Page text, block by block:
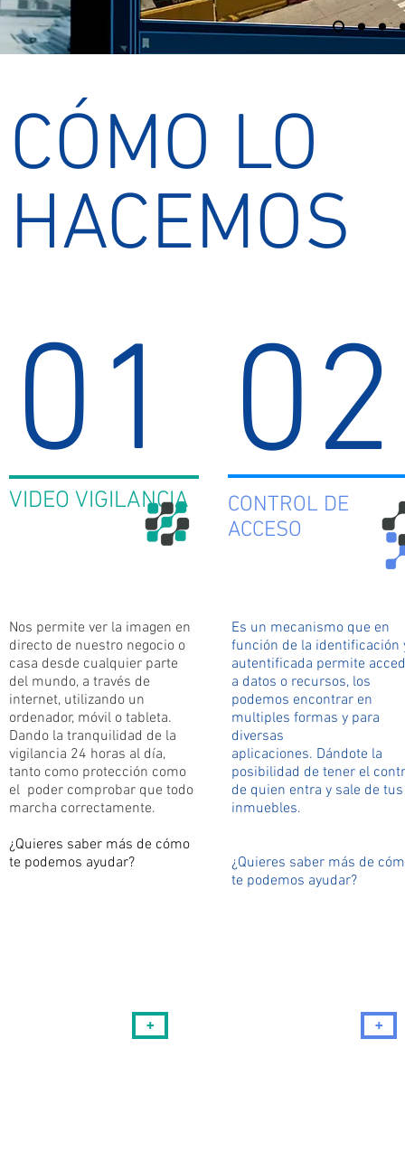
CÓMO LO
HACEMOS
01
VIDEO VIGILANCIA 02
CONTROL DE
ACCESO
Nos permite ver la imagen en
directo de nuestro negocio o
casa desde cualquier parte
del mundo, a través de
internet, utilizando un
ordenador, móvil o tableta.
Dando la tranquilidad de la
vigilancia 24 horas al día,
tanto como protección como
el poder comprobar que todo
marcha correctamente.
¿Quieres saber más de cómo
te podemos ayudar?
Es un mecanismo que en
función de la identificación
autentificada permite
a datos o recursos, los
podemos encontrar en
multiples formas y para
diversas
aplicaciones. Dándote la
posibilidad de tener el
de quien entra y sale de tus
inmuebles.
¿Quieres saber más de
te podemos ayudar?
+ +